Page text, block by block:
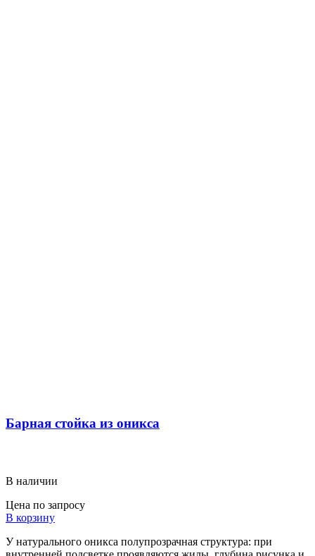
Барная стойка из оникса
В наличии
Цена по запросу
В корзину
У натурального оникса полупрозрачная структура: при